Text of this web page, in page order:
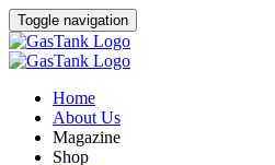
Toggle navigation
Home
About Us
Magazine
Shop